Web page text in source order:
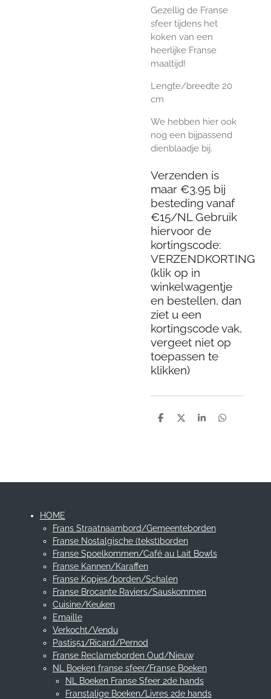
Gezellig de Franse
sfeer tijdens het
koken van een
heerlijke Franse
maaltijd!
Lengte/breedte 20
cm
We hebben hier ook
nog een bijpassend
dienblaadje bij.
Verzenden is
maar €3.95 bij
besteding vanaf
€15/NL Gebruik
hiervoor de
kortingscode:
VERZENDKORTING
(klik op in
winkelwagentje
en bestellen, dan
ziet u een
kortingscode vak,
vergeet niet op
toepassen te
klikken)
D
D
S
D
HOME
Frans Straatnaambord/Gemeenteborden
Franse Nostalgische (tekst)borden
Franse Spoelkommen/Café au Lait Bowls
Franse Kannen/Karaffen
Franse Kopjes/borden/Schalen
Franse Brocante Raviers/Sauskommen
Cuisine/Keuken
Emaille
Verkocht/Vendu
Pastis51/Ricard/Pernod
Franse Reclameborden Oud/Nieuw
NL Boeken franse sfeer/Franse Boeken
NL Boeken Franse Sfeer 2de hands
Franstalige Boeken/Livres 2de hands